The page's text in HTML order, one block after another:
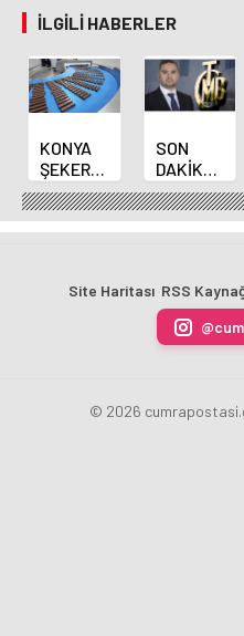
İLGILI HABERLER
KONYA
ŞEKER
YILLIK 7
BİN 500
TON
ÜRETİLECEK
SON
DAKİKA
HABERİ:
Yeni
Merkez
Fatih
Karahan
oldu
Site Haritası RSS
© 2026